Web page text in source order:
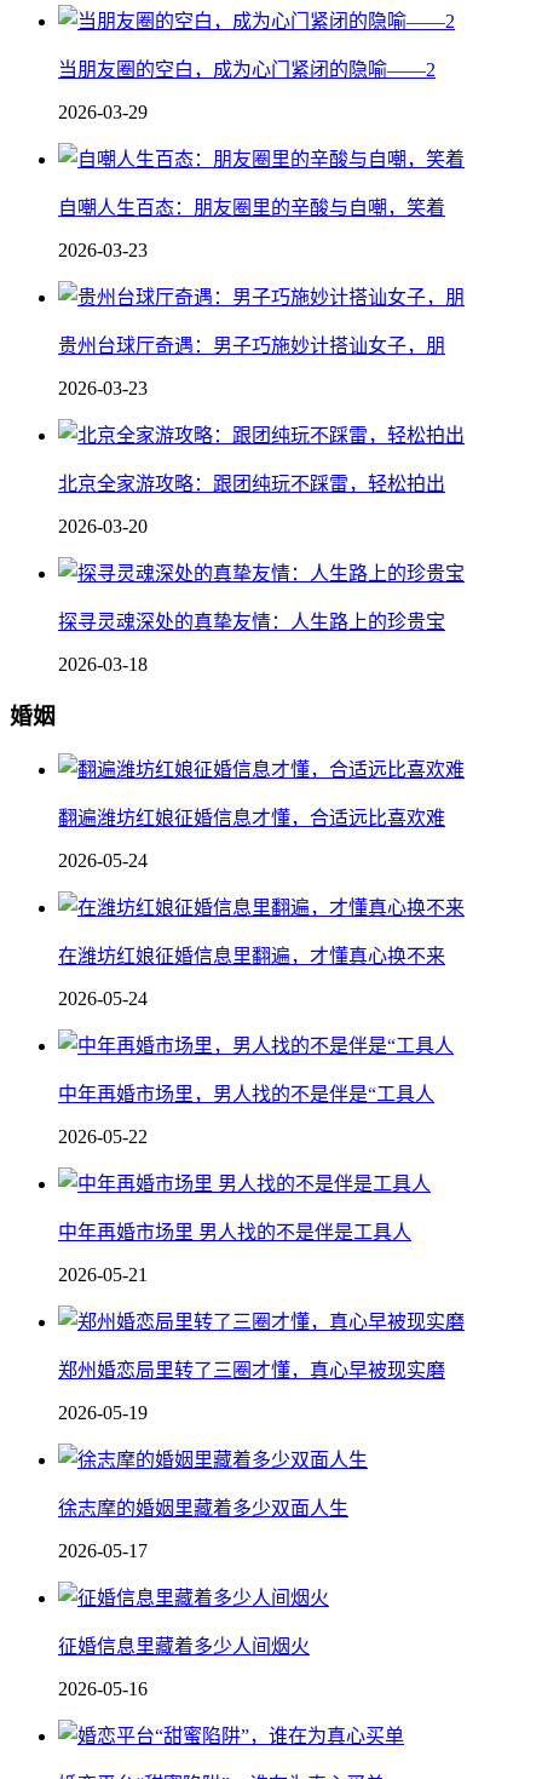
当朋友圈的空白，成为心门紧闭的隐喻——2
2026-03-29
自嘲人生百态：朋友圈里的辛酸与自嘲，笑着
2026-03-23
贵州台球厅奇遇：男子巧施妙计搭讪女子，朋
2026-03-23
北京全家游攻略：跟团纯玩不踩雷，轻松拍出
2026-03-20
探寻灵魂深处的真挚友情：人生路上的珍贵宝
2026-03-18
婚姻
翻遍潍坊红娘征婚信息才懂，合适远比喜欢难
2026-05-24
在潍坊红娘征婚信息里翻遍，才懂真心换不来
2026-05-24
中年再婚市场里，男人找的不是伴是“工具人
2026-05-22
中年再婚市场里 男人找的不是伴是工具人
2026-05-21
郑州婚恋局里转了三圈才懂，真心早被现实磨
2026-05-19
徐志摩的婚姻里藏着多少双面人生
2026-05-17
征婚信息里藏着多少人间烟火
2026-05-16